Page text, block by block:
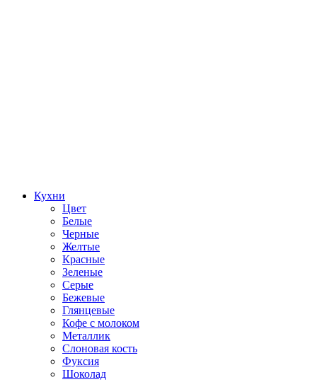
Кухни
Цвет
Белые
Черные
Желтые
Красные
Зеленые
Серые
Бежевые
Глянцевые
Кофе с молоком
Металлик
Слоновая кость
Фуксия
Шоколад